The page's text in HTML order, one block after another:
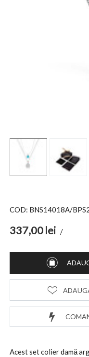
COD: BNS14018A/
337,00lei /
Acest set colier damă